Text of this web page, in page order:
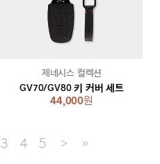
GV70/GV80 키 커버 세트
44,000원
제네시스 컬렉션
3 4 5 ＞ ≫